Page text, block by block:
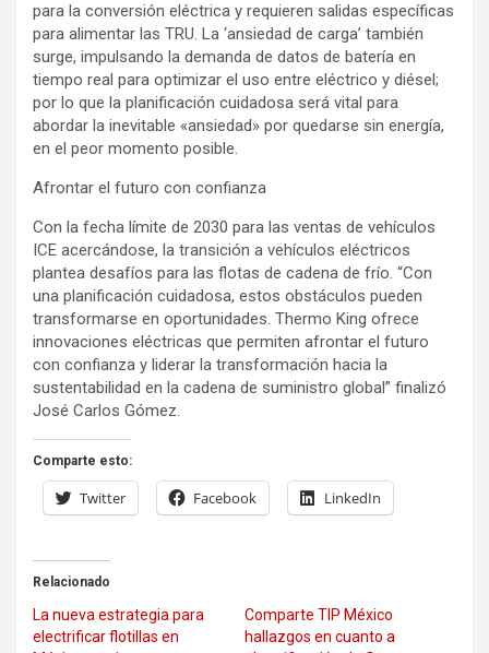
para la conversión eléctrica y requieren salidas específicas
para alimentar las TRU. La ‘ansiedad de carga’ también
surge, impulsando la demanda de datos de batería en
tiempo real para optimizar el uso entre eléctrico y diésel;
por lo que la planificación cuidadosa será vital para
abordar la inevitable «ansiedad» por quedarse sin energía,
en el peor momento posible.
Afrontar el futuro con confianza
Con la fecha límite de 2030 para las ventas de vehículos
ICE acercándose, la transición a vehículos eléctricos
plantea desafíos para las flotas de cadena de frío. “Con
una planificación cuidadosa, estos obstáculos pueden
transformarse en oportunidades. Thermo King ofrece
innovaciones eléctricas que permiten afrontar el futuro
con confianza y liderar la transformación hacia la
sustentabilidad en la cadena de suministro global” finalizó
José Carlos Gómez.
Comparte esto:
Twitter Facebook LinkedIn
Relacionado
La nueva estrategia para
electrificar flotillas en
Comparte TIP México
hallazgos en cuanto a